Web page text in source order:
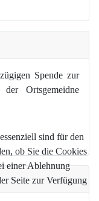
Spende zur
Ortsgemeidne
sind für den
ob Sie die Cookies
einer Ablehnung
Seite zur Verfügung